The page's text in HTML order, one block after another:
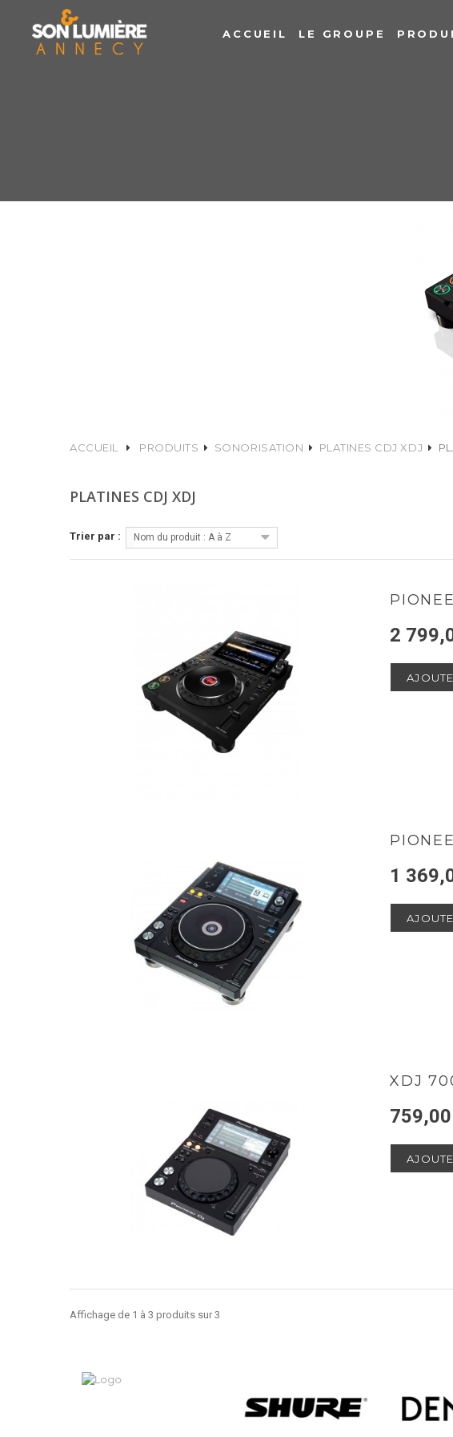
ACCUEIL LE GROUPE
ACCUEIL PRODUITS SONORISATION PLATINES CDJ XDJ
PLATINES CDJ XDJ
Trier par : Nom du produit : A à Z
2
1
XDJ
Affichage de 1 à 3 produits sur 3